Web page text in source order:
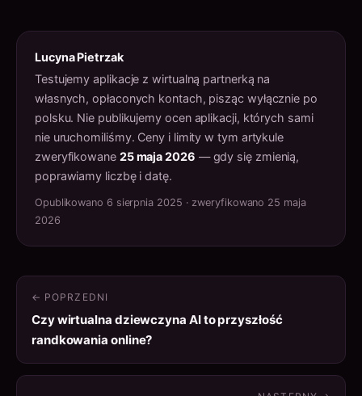
Lucyna Pietrzak
Testujemy aplikacje z wirtualną partnerką na
własnych, opłaconych kontach, pisząc wyłącznie po
polsku. Nie publikujemy ocen aplikacji, których sami
nie uruchomiliśmy. Ceny i limity w tym artykule
zweryfikowane 25 maja 2026 — gdy się zmienią,
poprawiamy liczbę i datę.
Opublikowano 6 sierpnia 2025 · zweryfikowano 25 maja
2026
← POPRZEDNI
Czy wirtualna dziewczyna AI to przyszłość
randkowania online?